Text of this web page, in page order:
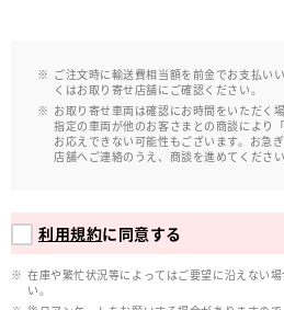
ご注文時に輸送費相当額を前金でお支払い
くはお取り寄せ店舗にご確認ください。
お取り寄せ車両は確認にお時間をいただく
指定の車両が他のお客さまとの商談により
お応えできない可能性もございます。お急
店舗へご連絡のうえ、商談を進めてください
利用規約に同意する
在庫や繁忙状況等によってはご要望に沿えない
い。